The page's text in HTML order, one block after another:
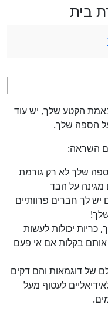
בית
הקטע שלך, יש עוד
על הספה שלך.
השראה:
שלך לא רק גורמת
מגינה על הבד
לך חברים פרוותיים
כריות יכולות לעשות
אותם בקלות אם אי פעם
של דוגמאות והם דקים
לעטוף מעל